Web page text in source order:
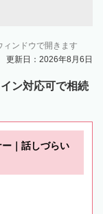
ンドウで開きます
更新日：2026年8月6日
ン対応可で相続
ー｜話しづらい